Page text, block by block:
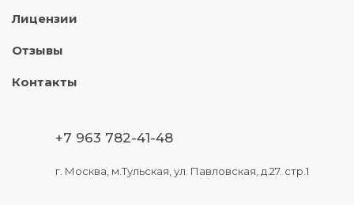
Лицензии
Отзывы
Контакты
+7 963 782-41-48
г. Москва, м.Тульская, ул. Павловская, д.27. стр.1